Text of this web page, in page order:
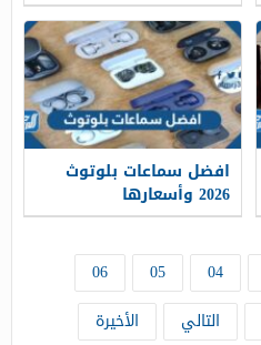
افضل سماعات بلوتوث
2026 وأسعارها
04
05
06
التالي الأخيرة